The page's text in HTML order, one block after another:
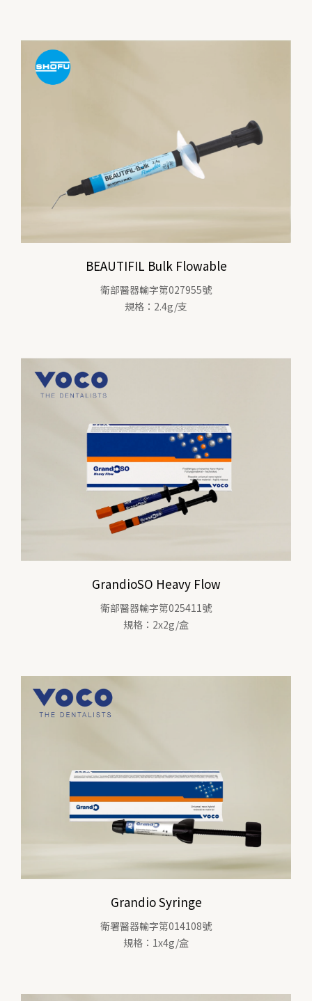
BEAUTIFIL Bulk Flowable
衛部醫器輸字第027955號
規格：2.4g/支
GrandioSO Heavy Flow
衛部醫器輸字第025411號
規格：2x2g/盒
Grandio Syringe
衛署醫器輸字第014108號
規格：1x4g/盒